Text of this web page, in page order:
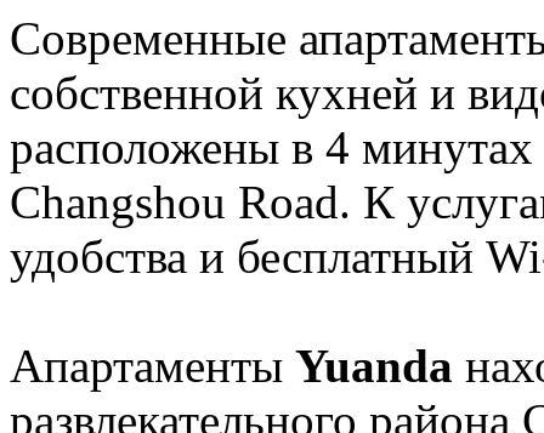
Современные
собственной кухней и
расположены в 4
Changshou Road. К
удобства и бесплатный
Апартаменты Yuanda
развлекательного